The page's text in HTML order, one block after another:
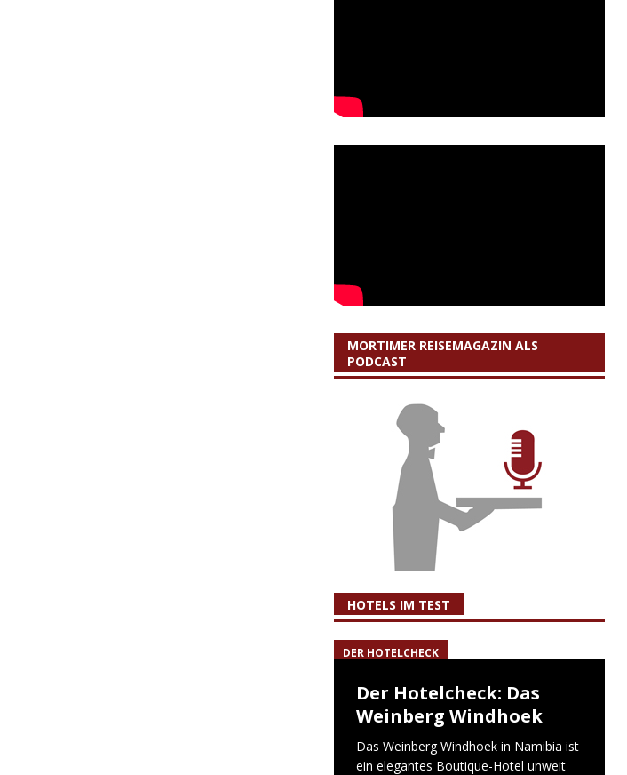
MORTIMER REISEMAGAZIN ALS
PODCAST
HOTELS IM TEST
DER HOTELCHECK
Der Hotelcheck: Das
Weinberg Windhoek
Das Weinberg Windhoek in Namibia ist
ein elegantes Boutique-Hotel unweit